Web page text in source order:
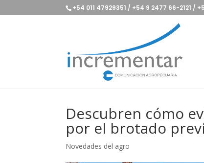
+54 011 47929351 / +54 9 2477 66-2121 /
Descubren cómo
por el brotado
Novedades del agro